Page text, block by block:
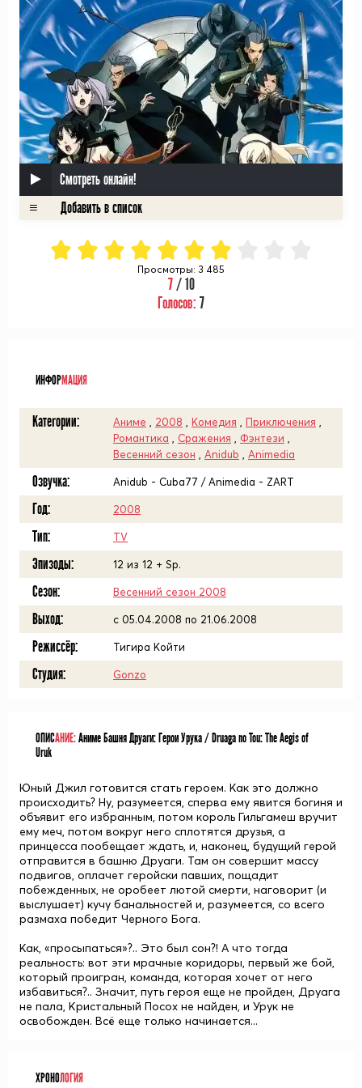
Смотреть онлайн!
Просмотры: 3 485
7/ 10
Голосов: 7
ИНФОРМАЦИЯ
Категории: Аниме 2008 Комедия Приключения
Романтика
Сражения Фэнтези
Весенний сезон
Anidub Animedia
Озвучка: Anidub - Cuba77 / Animedia - ZART
Год: 2008
Тип: TV
Эпизоды: 12 из 12 + Sp.
Сезон: Весенний сезон 2008
Выход: c 05.04.2008 по 21.06.2008
Режиссёр: Тигира Койти
Студия: Gonzo
ОПИСАНИЕ:Аниме Башня Друаги: Герои Урука / Druaga no Tou: The Aegis of
Uruk
Юный Джил готовится стать героем. Как это должно
происходить? Ну, разумеется, сперва ему явится богиня и
объявит его избранным, потом король Гильгамеш вручит
ему меч, потом вокруг него сплотятся друзья, а
принцесса пообещает ждать, и, наконец, будущий герой
отправится в башню Друаги. Там он совершит массу
подвигов, оплачет геройски павших, пощадит
побежденных, не оробеет лютой смерти, наговорит (и
выслушает) кучу банальностей и, разумеется, со всего
размаха победит Черного Бога.
Как, «просыпаться»?.. Это был сон?! А что тогда
реальность: вот эти мрачные коридоры, первый же бой,
который проигран, команда, которая хочет от него
избавиться?.. Значит, путь героя еще не пройден, Друага
не пала, Кристальный Посох не найден, и Урук не
освобожден. Всё еще только начинается...
ХРОНОЛОГИЯ